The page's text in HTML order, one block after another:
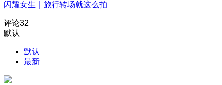
闪耀女生｜旅行转场就这么拍
评论32
默认
默认
最新